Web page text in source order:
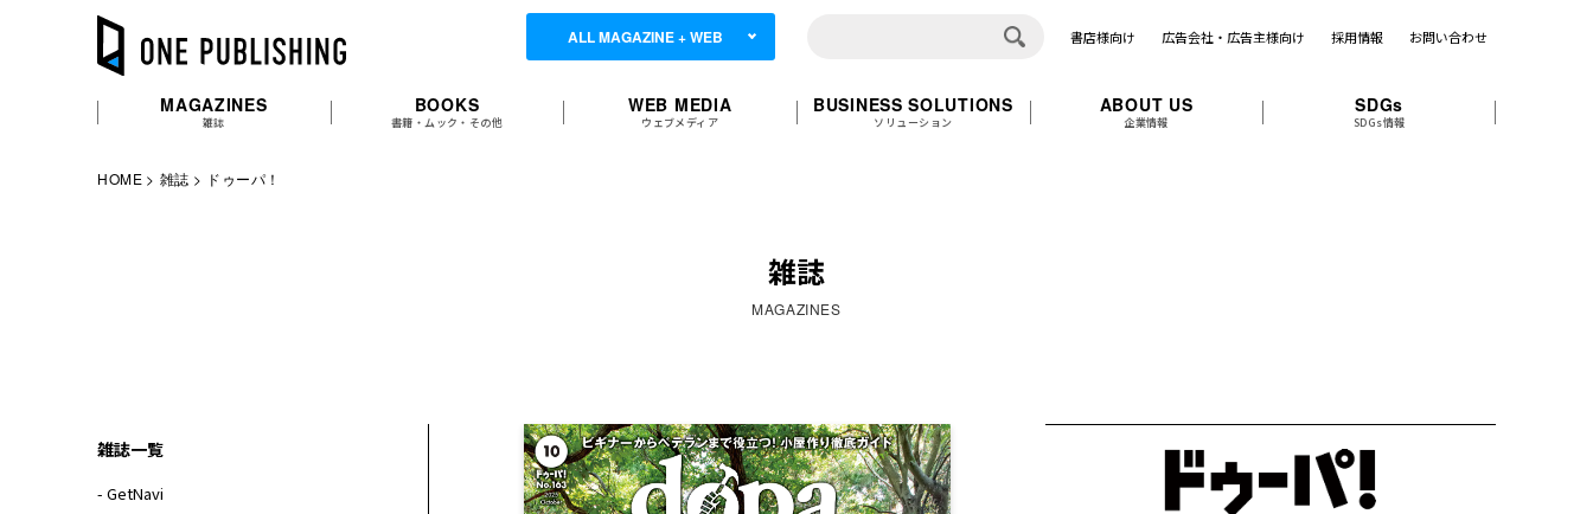
ALL MAGAZINE + WEB 書店様向け 広告会社・広告主様向け 採用情報 お問い合わせ
MAGAZINES
雑誌
BOOKS
書籍・ムック・その他
WEB MEDIA
ウェブメディア
BUSINESS SOLUTIONS
ソリューション
ABOUT US
企業情報
SDGs
SDGs情報
HOME 雑誌 ドゥーパ！
雑誌
MAGAZINES
雑誌一覧
- GetNavi